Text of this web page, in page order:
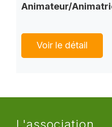
Animateur/
Voir le détail